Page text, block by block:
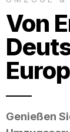
Von
Genießen